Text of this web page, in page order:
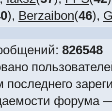
), Berzaibon(46),
826548
последнего
форума